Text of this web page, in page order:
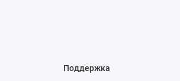
Поддержка